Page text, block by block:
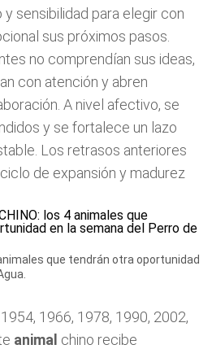
sensibilidad para elegir con
sus próximos pasos.
no comprendían sus ideas,
con atención y abren
A nivel afectivo, se
y se fortalece un lazo
Los retrasos anteriores
de expansión y madurez
animales que tendrán otra oportunidad
1966, 1978, 1990, 2002,
animal chino recibe